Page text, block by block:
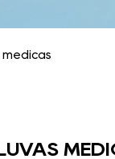
médicas
LUVAS